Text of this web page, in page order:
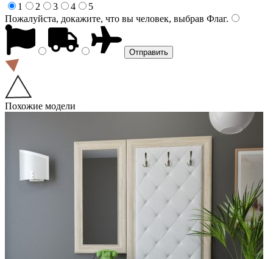
1
2 3 4
5
Пожалуйста, докажите, что вы человек, выбрав Флаг.
Похожие модели